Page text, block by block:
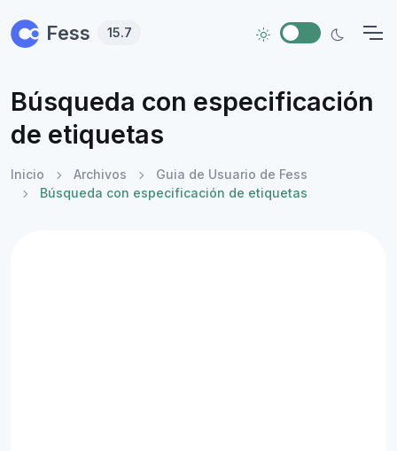
Fess 15.7
Búsqueda con especificación
de etiquetas
Inicio Archivos
Guia de Usuario de Fess
Búsqueda con especificación de etiquetas